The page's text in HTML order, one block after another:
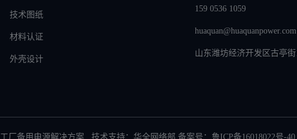
技术图纸
材料认证
外壳设计
159 0536 1059
huaquan@huaquanpower.com
山东潍坊经济开发区古亭街
工厂备用电源解决方案 技术支持：华全网络部 备案号： 鲁ICP备16018022号-40